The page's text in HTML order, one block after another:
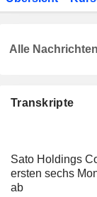
Transkripte
Sato Holdings
ersten sechs
ab
Alle Nachrichten